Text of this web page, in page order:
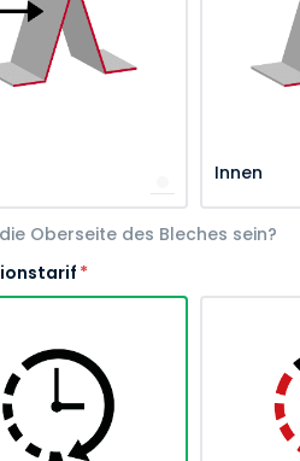
Innen
Oberseite des Bleches sein?
*